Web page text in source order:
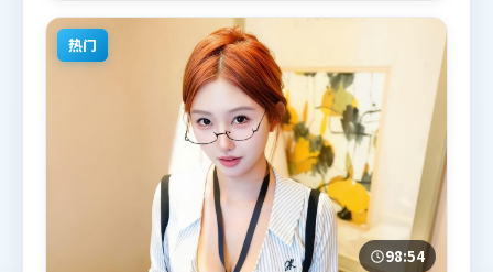
喜欢动漫题材的观众观看。
热门
98:54